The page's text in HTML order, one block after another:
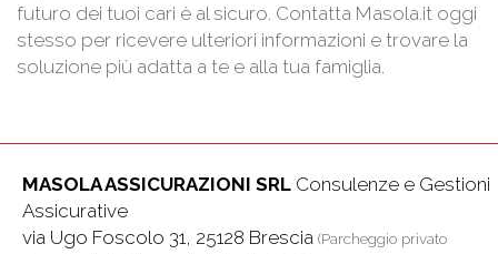
futuro dei tuoi cari è al sicuro. Contatta Masola.it oggi
stesso per ricevere ulteriori informazioni e trovare la
soluzione più adatta a te e alla tua famiglia.
MASOLA ASSICURAZIONI SRL Consulenze e Gestioni
Assicurative
via Ugo Foscolo 31, 25128 Brescia (Parcheggio privato